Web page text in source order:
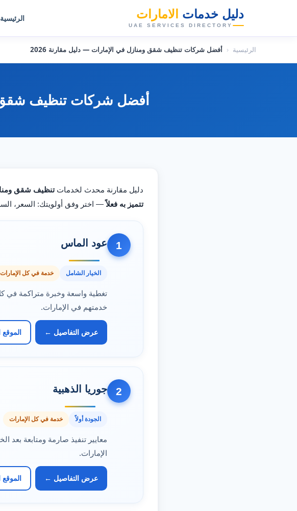
دليل خدمات الامارات
UAE SERVICES DIRECTORY
الرئيسية
الرئيسية ‹ أفضل شركات تنظيف شقق ومنازل في الإمارات — دليل مقارنة 2026
أفضل شركات تنظيف شقق
دليل مقارنة محدث لخدماتتنظيف شقق
تتميز به فعلاً— اختر وفق أولويتك: السعر،
1 عود الماس
الخيار الشامل خدمة في كل الإمارات
تغطية واسعة وخبرة متراكمة
خدمتهم في الإمارات.
عرض التفاصيل ← الموقع
2 جوريا الذهبية
الجودة أولاً خدمة في كل الإمارات
معايير تنفيذ صارمة ومتابعة
الإمارات.
عرض التفاصيل ← الموقع